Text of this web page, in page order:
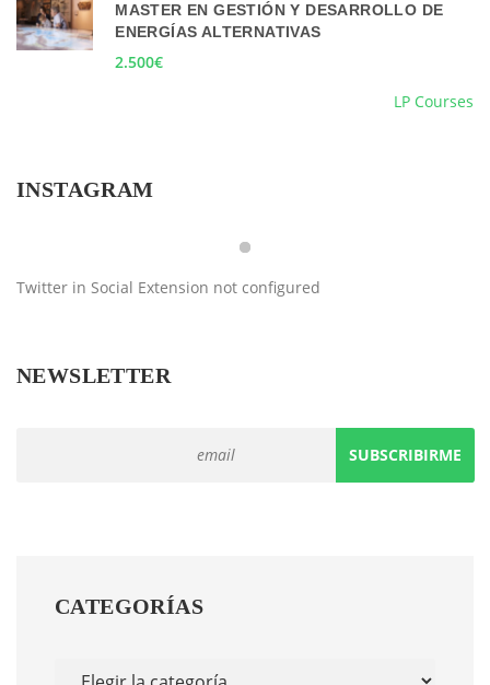
MASTER EN GESTIÓN Y DESARROLLO DE
ENERGÍAS ALTERNATIVAS
2.500€
LP Courses
INSTAGRAM
Twitter in Social Extension not configured
NEWSLETTER
CATEGORÍAS